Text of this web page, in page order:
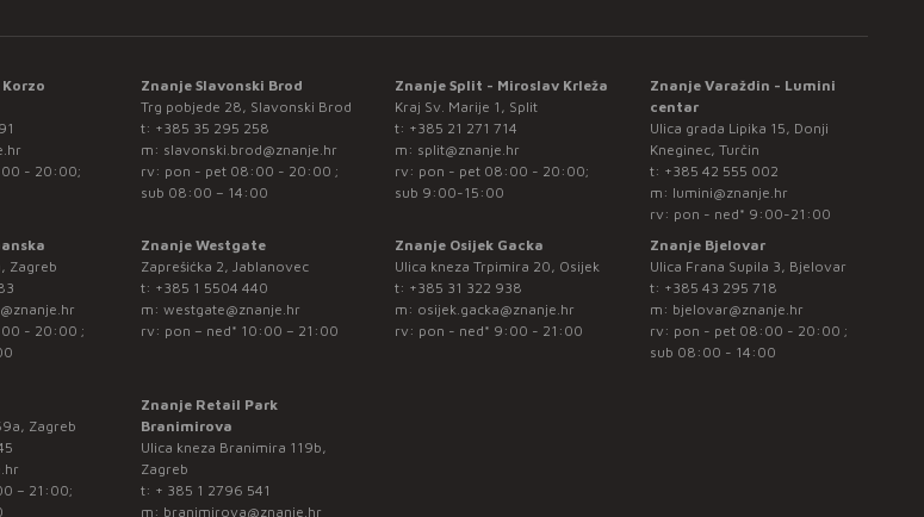
- 20:00;
Znanje Slavonski Brod
Trg pobjede 28, Slavonski Brod
t: +385 35 295 258
m: slavonski.brod@znanje.hr
rv: pon - pet 08:00 - 20:00 ;
sub 08:00 – 14:00
Znanje Split - Miroslav Krleža
Kraj Sv. Marije 1, Split
t: +385 21 271 714
m: split@znanje.hr
rv: pon - pet 08:00 - 20:00;
sub 9:00-15:00
Znanje Varaždin - Lumini
centar
Ulica grada Lipika 15, Donji
Kneginec, Turčin
t: +385 42 555 002
m: lumini@znanje.hr
rv: pon - ned* 9:00-21:00
Zagreb
- 20:00 ;
Znanje Westgate
Zaprešićka 2, Jablanovec
t: +385 1 5504 440
m: westgate@znanje.hr
rv: pon – ned* 10:00 – 21:00
Znanje Osijek Gacka
Ulica kneza Trpimira 20, Osijek
t: +385 31 322 938
m: osijek.gacka@znanje.hr
rv: pon - ned* 9:00 - 21:00
Znanje Bjelovar
Ulica Frana Supila 3, Bjelovar
t: +385 43 295 718
m: bjelovar@znanje.hr
rv: pon - pet 08:00 - 20:00 ;
sub 08:00 - 14:00
Zagreb
– 21:00;
Znanje Retail Park
Branimirova
Ulica kneza Branimira 119b,
Zagreb
t: + 385 1 2796 541
m: branimirova@znanje.hr